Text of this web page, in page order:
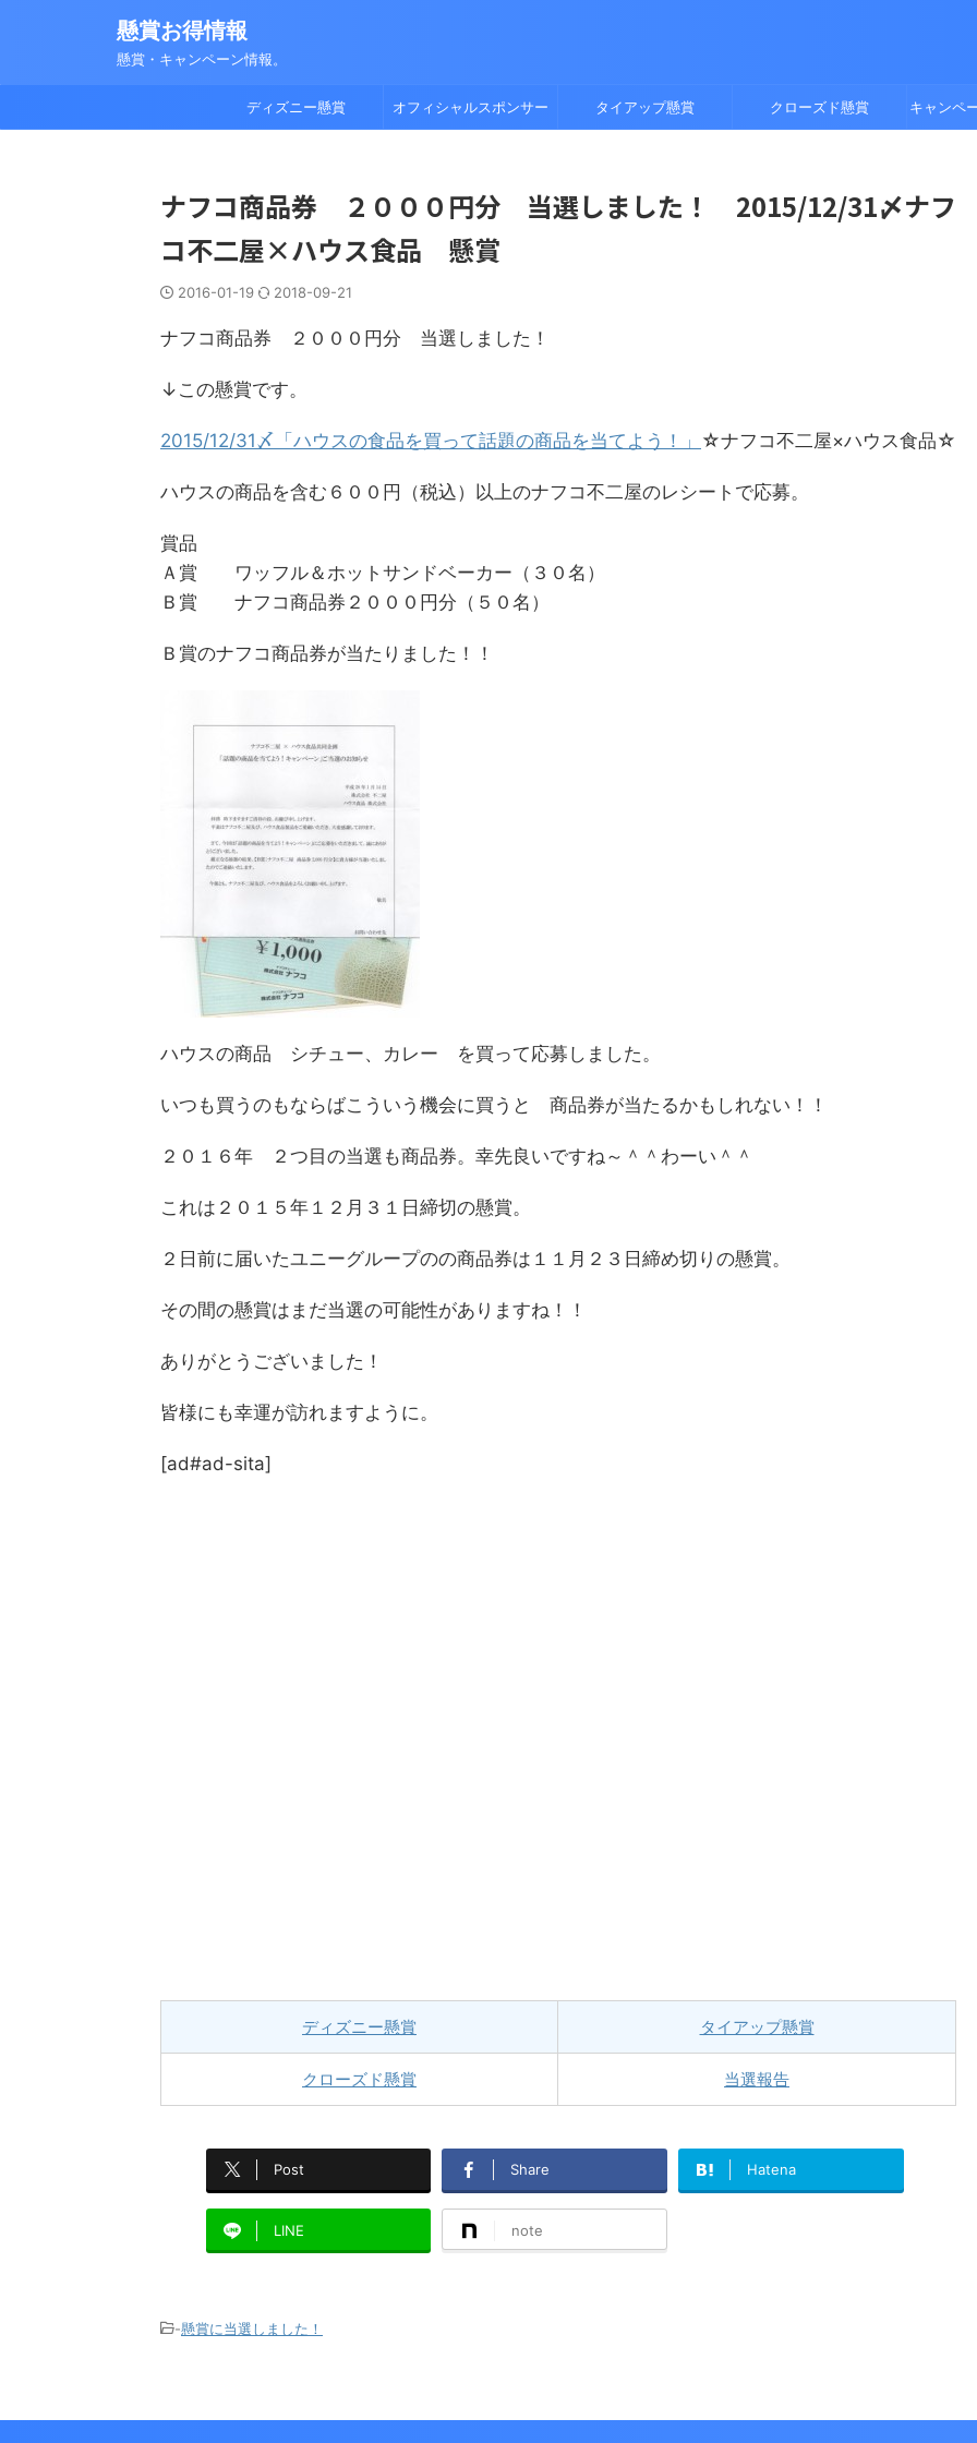
懸賞お得情報
懸賞・キャンペーン情報。
ディズニー懸賞 オフィシャルスポンサー タイアップ懸賞 クローズド懸賞 キャンペ
ナフコ商品券 ２０００円分 当選しました！ 2015/12/31〆ナフ
コ不二屋×ハウス食品 懸賞
2016-01-19 2018-09-21
ナフコ商品券 ２０００円分 当選しました！
↓この懸賞です。
2015/12/31〆「ハウスの食品を買って話題の商品を当てよう！」 ☆ナフコ不二屋×ハウス食品☆
ハウスの商品を含む６００円（税込）以上のナフコ不二屋のレシートで応募。
賞品
Ａ賞 ワッフル＆ホットサンドベーカー（３０名）
Ｂ賞 ナフコ商品券２０００円分（５０名）
Ｂ賞のナフコ商品券が当たりました！！
ハウスの商品 シチュー、カレー を買って応募しました。
いつも買うのもならばこういう機会に買うと 商品券が当たるかもしれない！！
２０１６年 ２つ目の当選も商品券。幸先良いですね～＾＾わーい＾＾
これは２０１５年１２月３１日締切の懸賞。
２日前に届いたユニーグループのの商品券は１１月２３日締め切りの懸賞。
その間の懸賞はまだ当選の可能性がありますね！！
ありがとうございました！
皆様にも幸運が訪れますように。
[ad#ad-sita]
ディズニー懸賞 タイアップ懸賞
クローズド懸賞 当選報告
Post Share Hatena
LINE note
-懸賞に当選しました！